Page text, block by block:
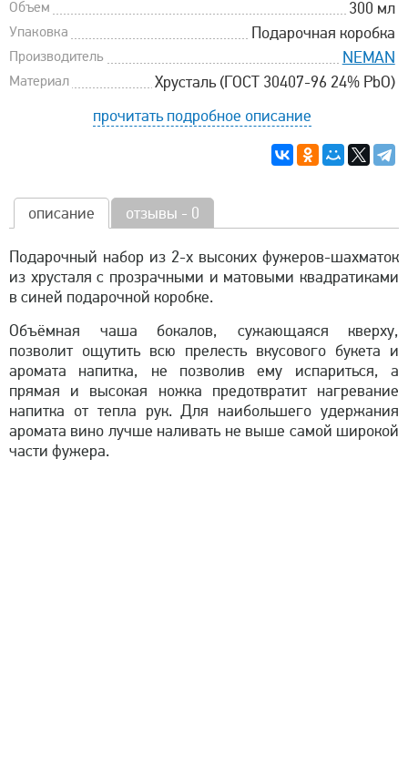
Объем 300 мл
Упаковка Подарочная коробка
Производитель NEMAN
Материал
Хрусталь (ГОСТ 30407-96 24% PbO)
прочитать подробное описание
описание отзывы - 0
Подарочный набор из 2-х высоких фужеров-шахматок
из хрусталя с прозрачными и матовыми квадратиками
в синей подарочной коробке.
Объёмная чаша бокалов, сужающаяся кверху,
позволит ощутить всю прелесть вкусового букета и
аромата напитка, не позволив ему испариться, а
прямая и высокая ножка предотвратит нагревание
напитка от тепла рук. Для наибольшего удержания
аромата вино лучше наливать не выше самой широкой
части фужера.